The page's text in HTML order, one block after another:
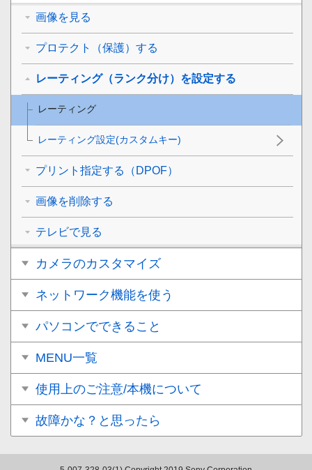
画像を見る
プロテクト（保護）する
レーティング（ランク分け）を設定する
レーティング
レーティング設定(カスタムキー)
プリント指定する（DPOF）
画像を削除する
テレビで見る
カメラのカスタマイズ
ネットワーク機能を使う
パソコンでできること
MENU一覧
使用上のご注意/本機について
故障かな？と思ったら